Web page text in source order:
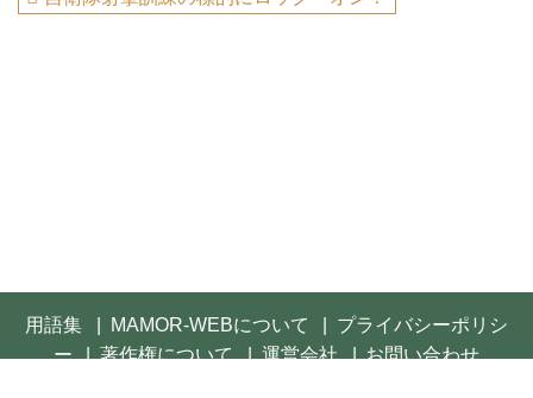
用語集 MAMOR-WEBについて
プライバシーポリシ
ー
著作権について 運営会社
お問い合わせ